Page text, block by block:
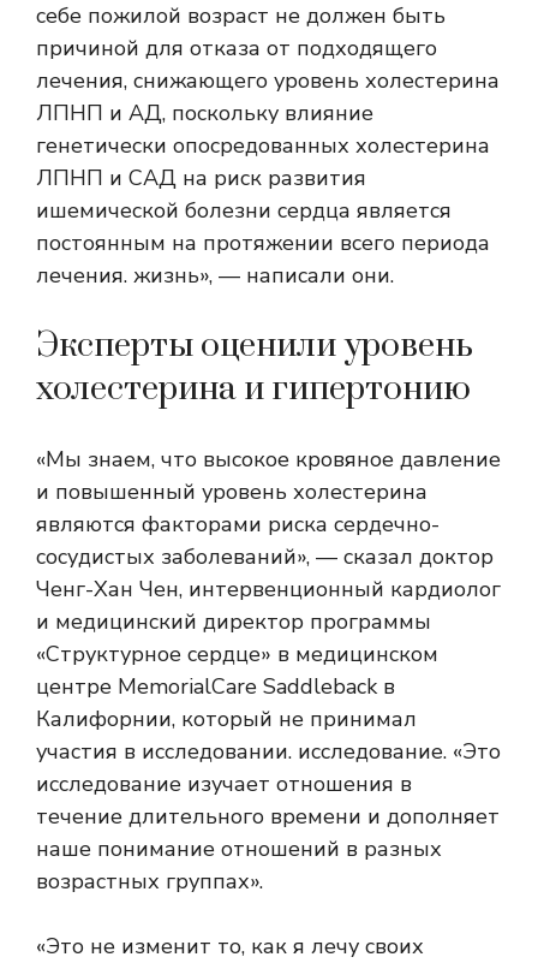
себе пожилой возраст не должен быть
причиной для отказа от подходящего
лечения, снижающего уровень холестерина
ЛПНП и АД, поскольку влияние
генетически опосредованных холестерина
ЛПНП и САД на риск развития
ишемической болезни сердца является
постоянным на протяжении всего периода
лечения. жизнь», — написали они.
Эксперты оценили уровень
холестерина и гипертонию
«Мы знаем, что высокое кровяное давление
и повышенный уровень холестерина
являются факторами риска сердечно-
сосудистых заболеваний», — сказал доктор
Ченг-Хан Чен, интервенционный кардиолог
и медицинский директор программы
«Структурное сердце» в медицинском
центре MemorialCare Saddleback в
Калифорнии, который не принимал
участия в исследовании. исследование. «Это
исследование изучает отношения в
течение длительного времени и дополняет
наше понимание отношений в разных
возрастных группах».
«Это не изменит то, как я лечу своих